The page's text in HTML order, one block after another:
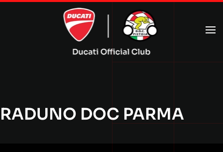
Passa al contenuto principale
RADUNO DOC PARMA